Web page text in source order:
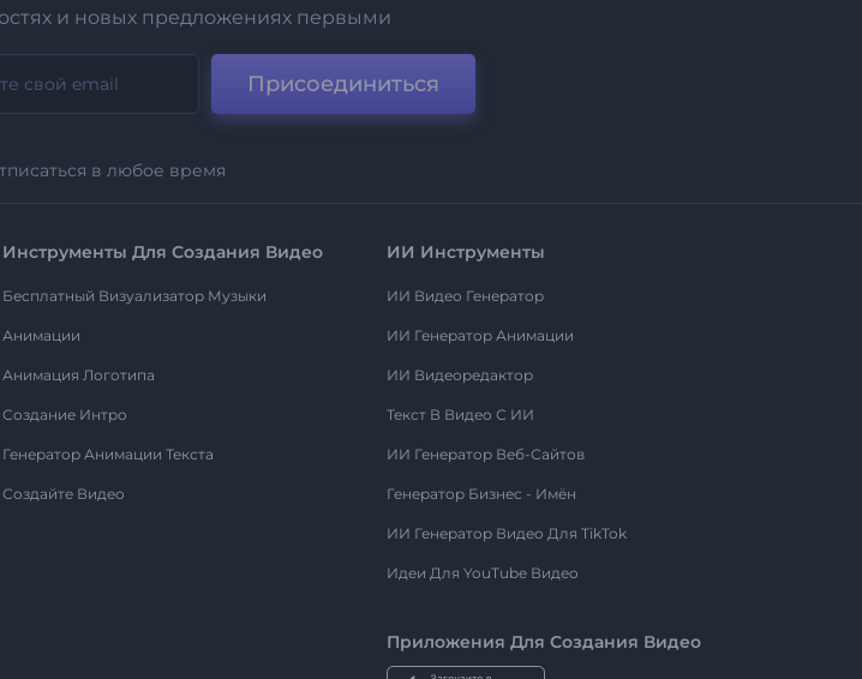
и новых предложениях первыми
Присоединиться
в любое время
Инструменты Для Создания Видео
Бесплатный Визуализатор Музыки
Анимации
Анимация Логотипа
Создание Интро
Генератор Анимации Текста
Создайте Видео
ИИ Инструменты
ИИ Видео Генератор
ИИ Генератор Анимации
ИИ Видеоредактор
Текст В Видео С ИИ
ИИ Генератор Веб-Сайтов
Генератор Бизнес - Имён
ИИ Генератор Видео Для TikTok
Идеи Для YouTube Видео
Приложения Для Создания Видео